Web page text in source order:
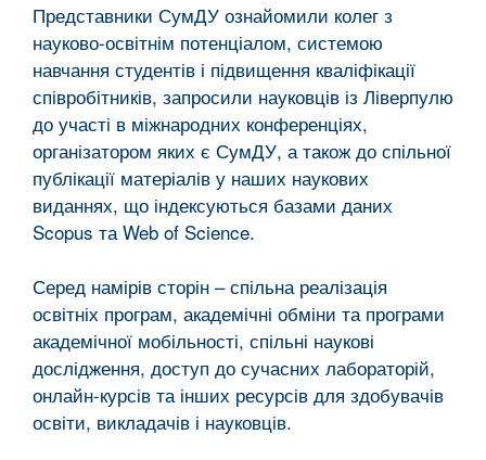
Представники СумДУ ознайомили колег з
науково-освітнім потенціалом, системою
навчання студентів і підвищення кваліфікації
співробітників, запросили науковців із Ліверпулю
до участі в міжнародних конференціях,
організатором яких є СумДУ, а також до спільної
публікації матеріалів у наших наукових
виданнях, що індексуються базами даних
Scopus та Web of Science.
Серед намірів сторін – спільна реалізація
освітніх програм, академічні обміни та програми
академічної мобільності, спільні наукові
дослідження, доступ до сучасних лабораторій,
онлайн-курсів та інших ресурсів для здобувачів
освіти, викладачів і науковців.